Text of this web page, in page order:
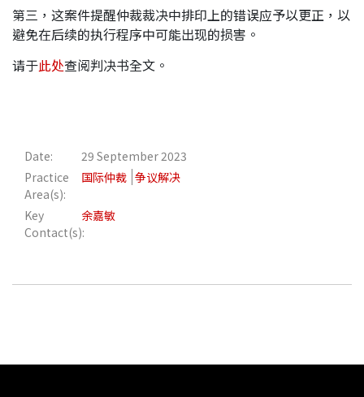
第三，这案件提醒仲裁裁决中排印上的错误应予以更正，以
避免在后续的执行程序中可能出现的损害。
请于此处查阅判决书全文。
Date:
29 September 2023
Practice
Area(s):
国际仲裁 争议解决
Key
Contact(s):
余嘉敏